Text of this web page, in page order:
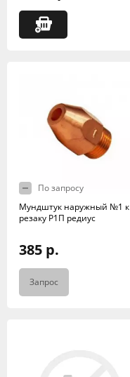
По запросу
Мундштук наружный №1 к
резаку Р1П редиус
385 р.
Запрос